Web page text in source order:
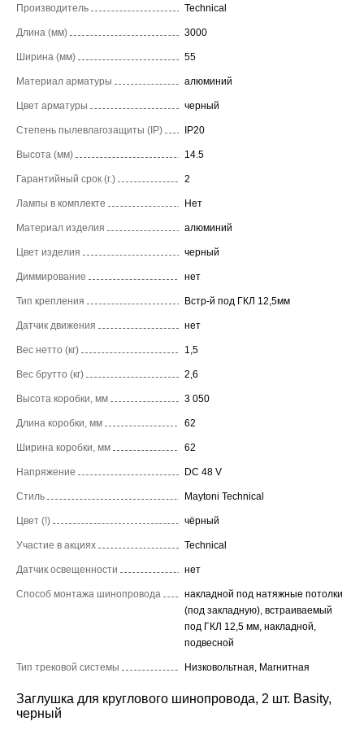
Производитель Technical
Длина (мм) 3000
Ширина (мм) 55
Материал арматуры алюминий
Цвет арматуры черный
Степень пылевлагозащиты (IP) IP20
Высота (мм) 14.5
Гарантийный срок (г.) 2
Лампы в комплекте Нет
Материал изделия алюминий
Цвет изделия черный
Диммирование нет
Тип крепления Встр-й под ГКЛ 12,5мм
Датчик движения нет
Вес нетто (кг) 1,5
Вес брутто (кг) 2,6
Высота коробки, мм 3 050
Длина коробки, мм 62
Ширина коробки, мм 62
Напряжение DC 48 V
Стиль Maytoni Technical
Цвет (!) чёрный
Участие в акциях Technical
Датчик освещенности нет
Способ монтажа шинопровода
накладной под натяжные потолки
(под закладную), встраиваемый
под ГКЛ 12,5 мм, накладной,
подвесной
Тип трековой системы Низковольтная, Магнитная
Заглушка для круглового шинопровода, 2 шт. Basity,
черный